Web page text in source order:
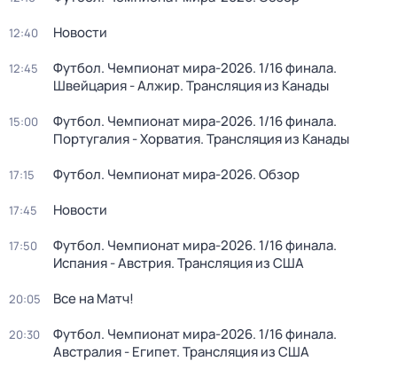
12:40 Новости
12:45
Футбол. Чемпионат мира-2026. 1/16 финала.
Швейцария - Алжир. Трансляция из Канады
15:00
Футбол. Чемпионат мира-2026. 1/16 финала.
Португалия - Хорватия. Трансляция из Канады
17:15 Футбол. Чемпионат мира-2026. Обзор
17:45 Новости
17:50
Футбол. Чемпионат мира-2026. 1/16 финала.
Испания - Австрия. Трансляция из США
20:05 Все на Матч!
20:30
Футбол. Чемпионат мира-2026. 1/16 финала.
Австралия - Египет. Трансляция из США